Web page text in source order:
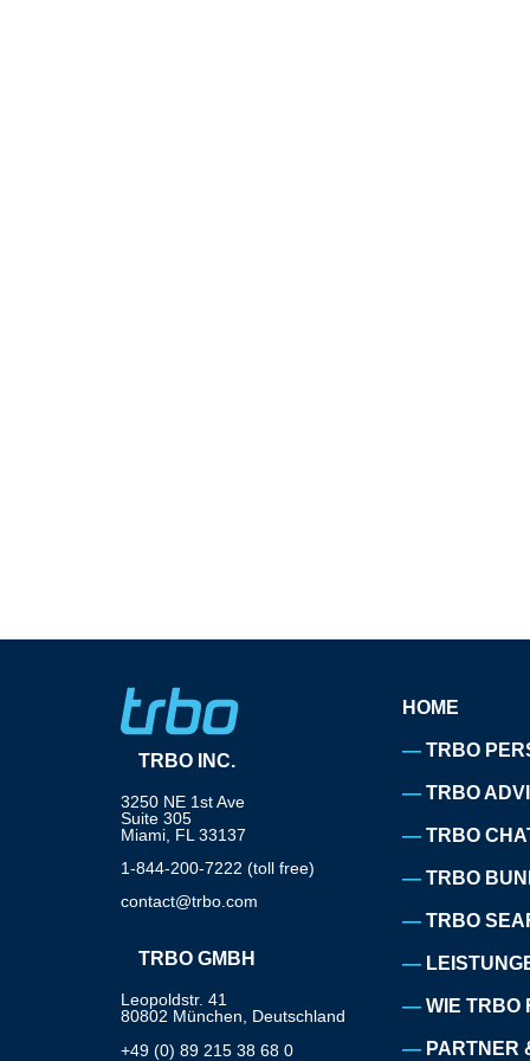
TRBO INC.
3250 NE 1st Ave
Suite 305
Miami, FL 33137
1-844-200-7222 (toll free)
contact@trbo.com
TRBO GMBH
Leopoldstr. 41
80802 München, Deutschland
+49 (0) 89 215 38 68 0
HOME
TRBO
TRBO
TRBO
TRBO
TRBO
WIE TRBO
PARTNER